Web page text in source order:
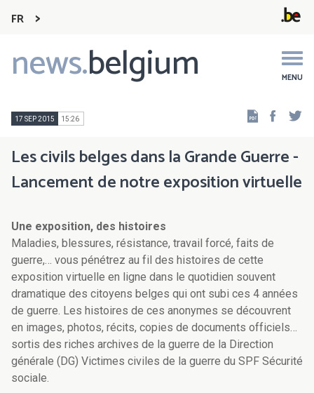
FR
news.belgium MENU
Main
navigation
17 SEP 2015 15:26
Les civils belges dans la Grande Guerre -
Lancement de notre exposition virtuelle
Une exposition, des histoires
Maladies, blessures, résistance, travail forcé, faits de
guerre,… vous pénétrez au fil des histoires de cette
exposition virtuelle en ligne dans le quotidien souvent
dramatique des citoyens belges qui ont subi ces 4 années
de guerre. Les histoires de ces anonymes se découvrent
en images, photos, récits, copies de documents officiels…
sortis des riches archives de la guerre de la Direction
générale (DG) Victimes civiles de la guerre du SPF Sécurité
sociale.